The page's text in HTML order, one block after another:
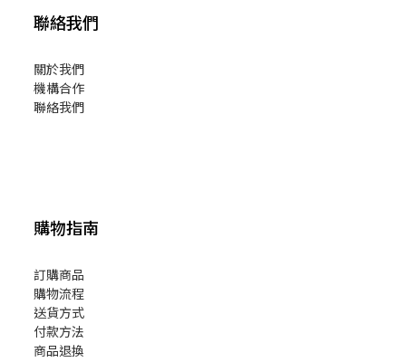
聯絡我們
關於我們
機構合作
聯絡我們
購物指南
訂購商品
購物流程
送貨方式
付款方法
商品退換